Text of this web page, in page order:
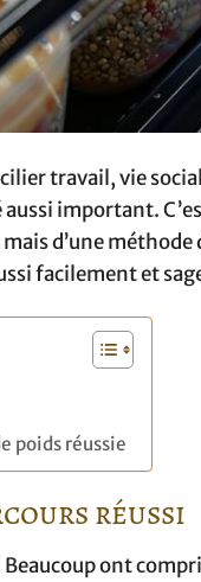
travail, vie
important.
d’une
facilement et
poids réussie
réussi
ont